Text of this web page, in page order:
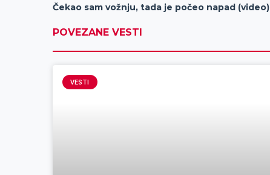
Čekao sam vožnju, tada je počeo napad (video)
POVEZANE VESTI
VESTI